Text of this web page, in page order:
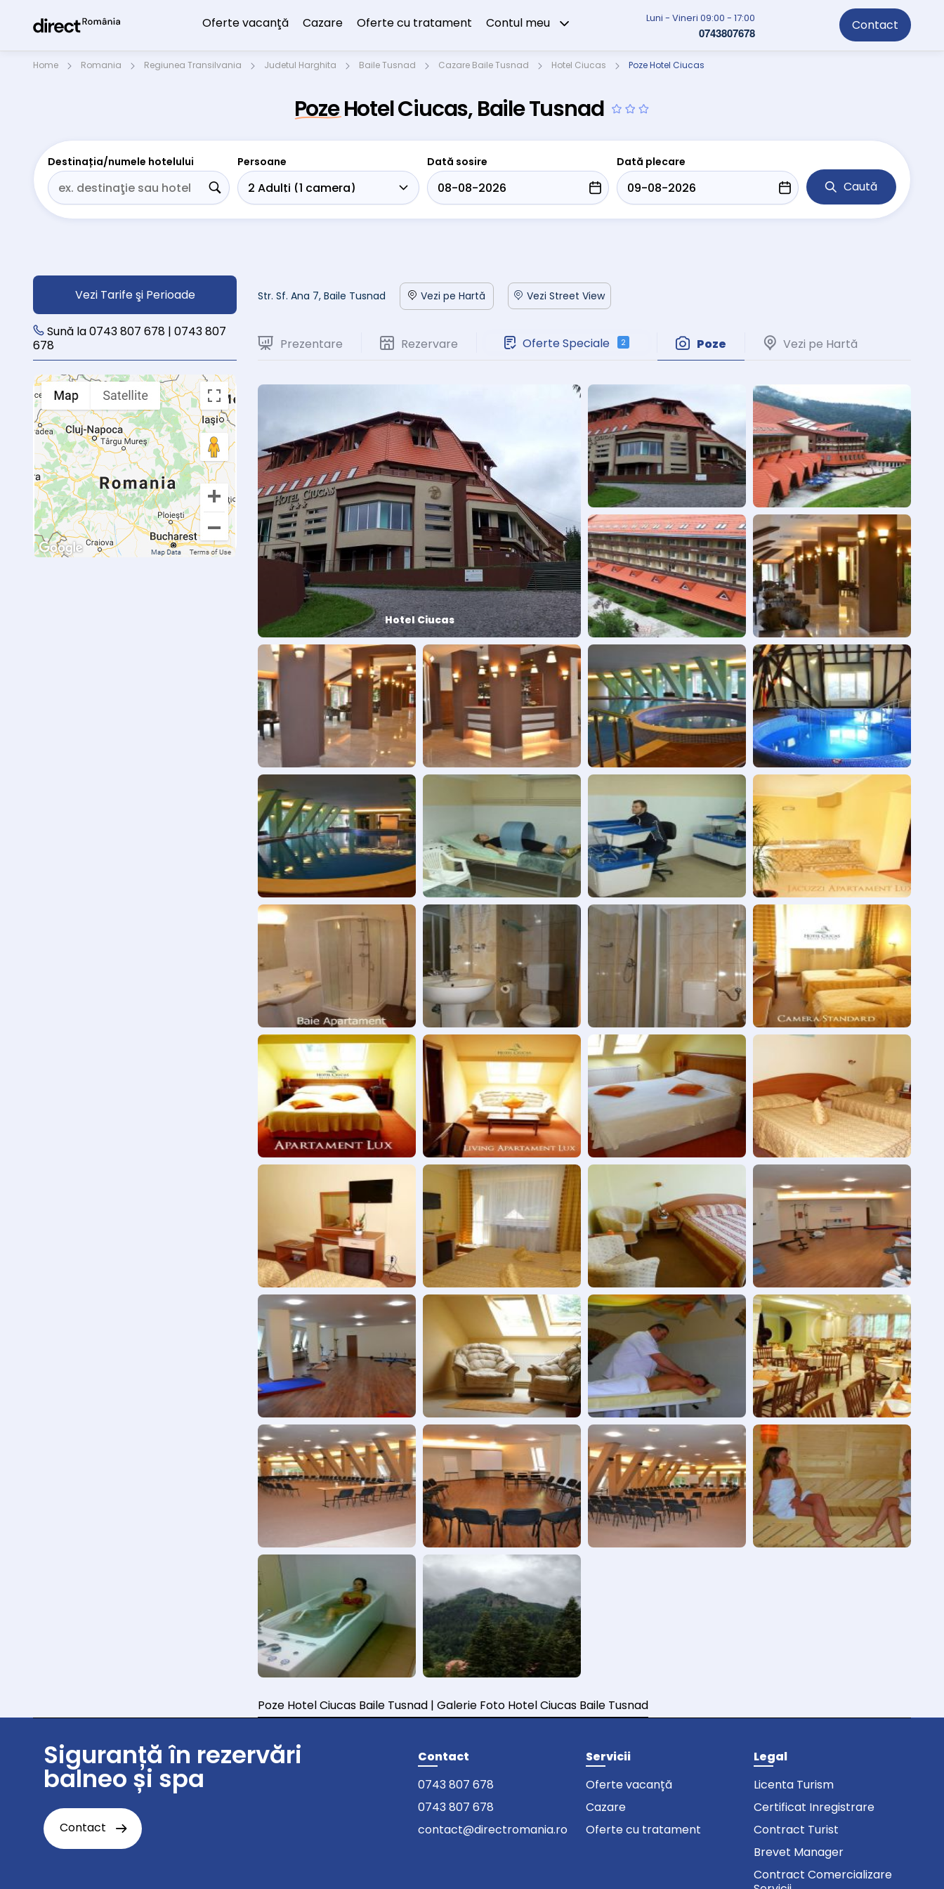
Oferte vacanţă Cazare Oferte cu tratament Contul meu Luni - Vineri 09:00 - 17:00
0743807678 Contact
Home Romania Regiunea Transilvania Judetul Harghita Baile Tusnad Cazare Baile Tusnad Hotel Ciucas Poze Hotel Ciucas
Poze Hotel Ciucas, Baile Tusnad
Destinația/numele hotelului Persoane Dată sosire Dată plecare
Caută
Vezi Tarife şi Perioade
Sună la 0743 807 678 | 0743 807
678
Str. Sf. Ana 7, Baile Tusnad Vezi pe Hartă Vezi Street View
Prezentare Rezervare Oferte Speciale 2 Poze Vezi pe Hartă
Hotel Ciucas
Poze Hotel Ciucas Baile Tusnad | Galerie Foto Hotel Ciucas Baile Tusnad
Siguranță în rezervări
balneo și spa
Contact
Contact
0743 807 678
0743 807 678
contact@directromania.ro
Servicii
Oferte vacanță
Cazare
Oferte cu tratament
Legal
Licenta Turism
Certificat Inregistrare
Contract Turist
Brevet Manager
Contract Comercializare